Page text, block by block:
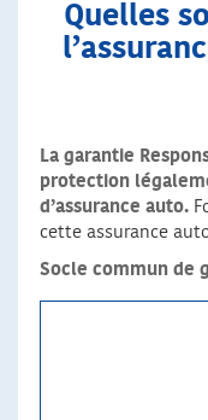
Quelles
La garantie
protection
d’assurance auto.
cette assurance
Socle commun de